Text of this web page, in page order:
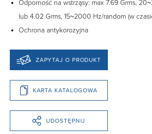
Odporność na wstrząsy: max 7.69 Grms,
lub 4.02 Grms, 15~2000 Hz/random (w
Ochrona antykorozyjna
ZAPYTAJ O PRODUKT
KARTA KATALOGOWA
UDOSTĘPNIJ